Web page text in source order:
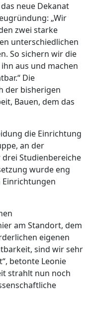
neue Dekanat
„Wir
zwei starke
unterschiedlichen
So sichern wir die
aus und machen
Die
der bisherigen
Bauen, dem das
die Einrichtung
an der
Studienbereiche
wurde eng
am Standort, dem
eigenen
sind wir sehr
betonte Leonie
strahlt nun noch